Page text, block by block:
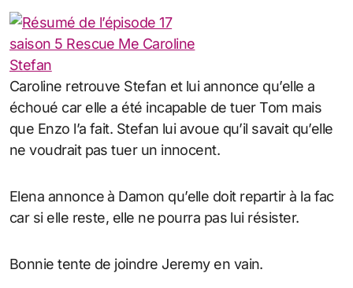
Caroline retrouve Stefan et lui annonce qu’elle a
échoué car elle a été incapable de tuer Tom mais
que Enzo l’a fait. Stefan lui avoue qu’il savait qu’elle
ne voudrait pas tuer un innocent.
Elena annonce à Damon qu’elle doit repartir à la fac
car si elle reste, elle ne pourra pas lui résister.
Bonnie tente de joindre Jeremy en vain.